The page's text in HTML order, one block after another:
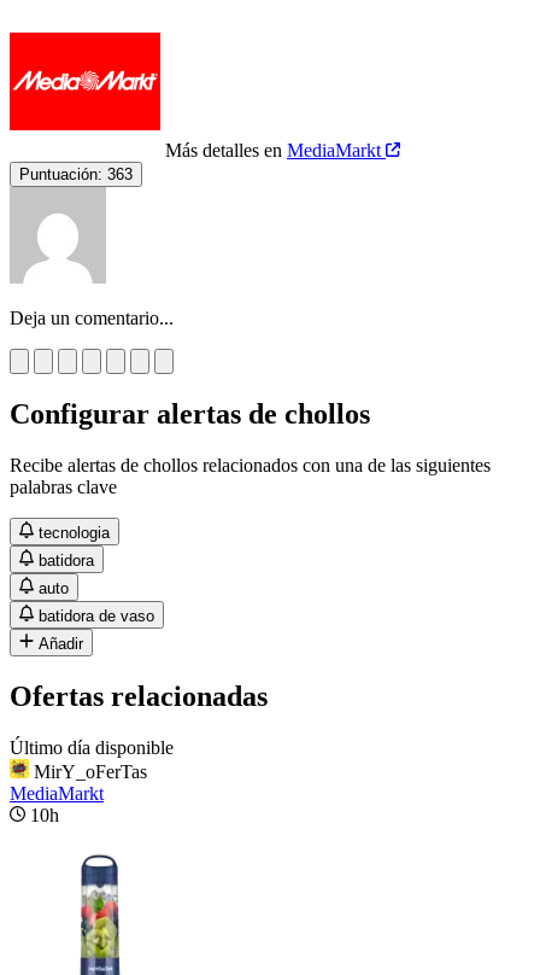
Más detalles en MediaMarkt
Puntuación: 363
Deja un comentario...
Configurar alertas de chollos
Recibe alertas de chollos relacionados con una de las siguientes
palabras clave
tecnologia
batidora
auto
batidora de vaso
Añadir
Ofertas relacionadas
Último día disponible
MirY_oFerTas
MediaMarkt
10h